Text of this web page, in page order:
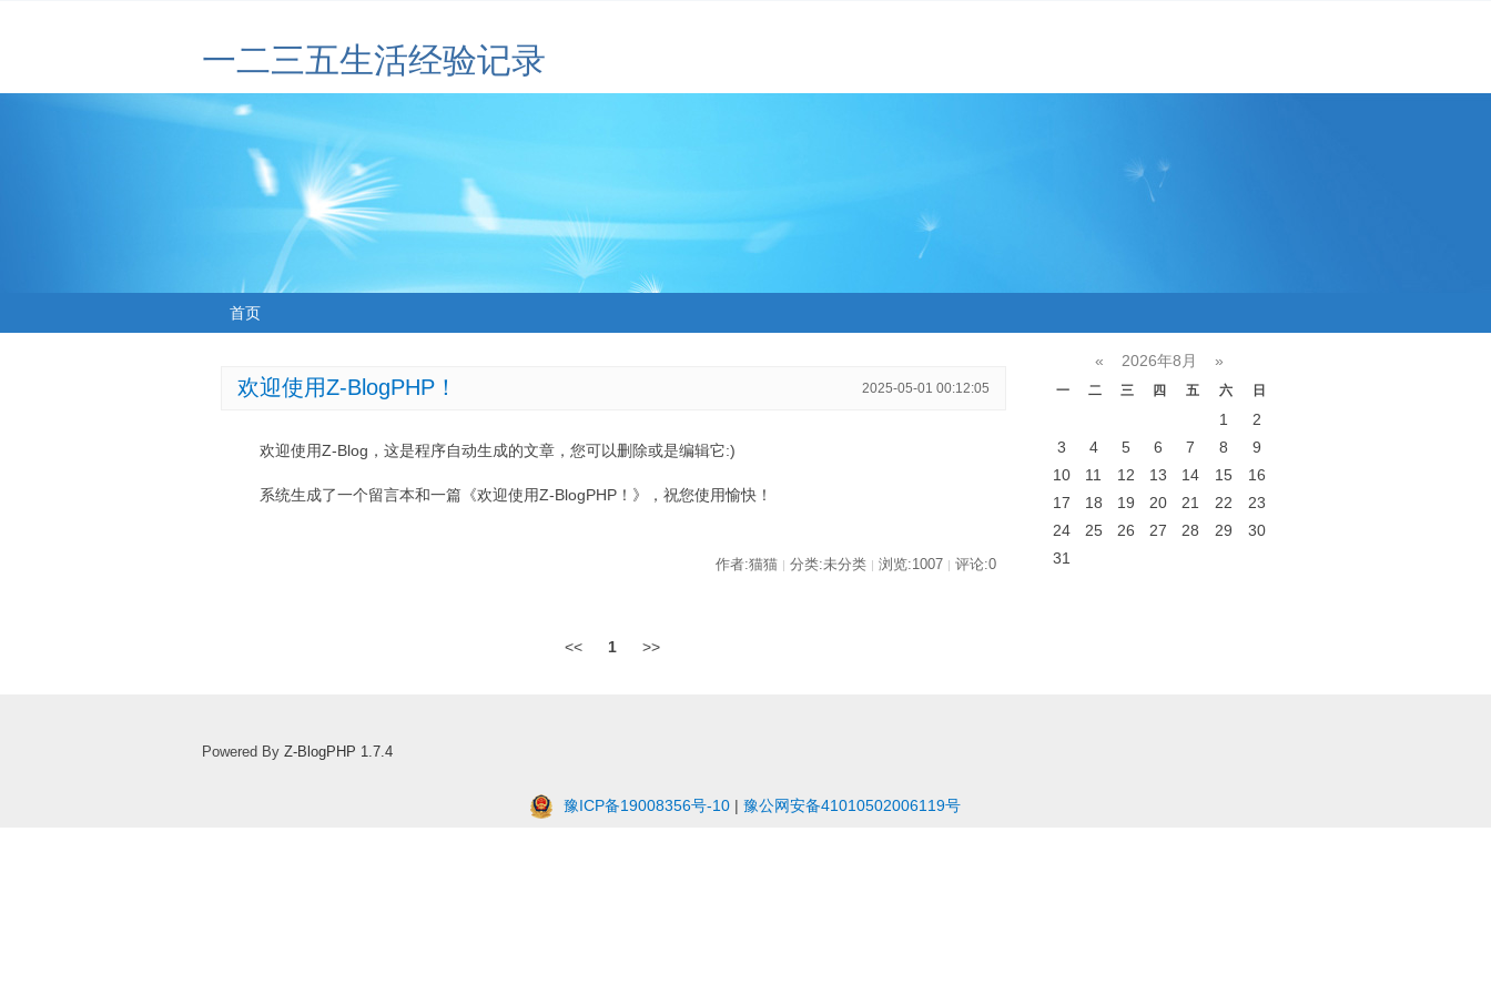
一二三五生活经验记录
首页
欢迎使用Z-BlogPHP！ 2025-05-01 00:12:05
欢迎使用Z-Blog，这是程序自动生成的文章，您可以删除或是编辑它:)
系统生成了一个留言本和一篇《欢迎使用Z-BlogPHP！》，祝您使用愉快！
作者:猫猫 | 分类:未分类 | 浏览:1007 | 评论:0
<< 1 >>
« 2026年8月 »
一 二 三 四 五 六 日
1
2
3
4 5 6 7 8
9
10
11 12 13 14 15
16
17
18 19 20 21 22
23
24
25 26 27 28 29
30
31
Powered By Z-BlogPHP 1.7.4
豫ICP备19008356号-10 | 豫公网安备41010502006119号